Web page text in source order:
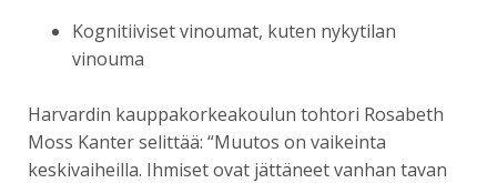
Kognitiiviset vinoumat, kuten nykytilan
vinouma
Harvardin kauppakorkeakoulun tohtori Rosabeth
Moss Kanter selittää: “Muutos on vaikeinta
keskivaiheilla. Ihmiset ovat jättäneet vanhan tavan